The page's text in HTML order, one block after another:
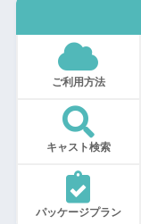
ご利用方法
キャスト検索
パッケージプラン